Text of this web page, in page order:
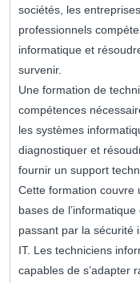
sociétés, les
professionnels
informatique et
survenir.
Une formation de
compétences
les systèmes
diagnostiquer et
fournir un support
Cette formation couvre
bases de
passant par la sécurité
IT. Les techniciens
capables de s’adapter